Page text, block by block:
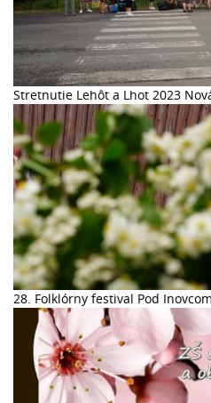
Stretnutie Lehôt a Lhot 2023
28. Folklórny festival Pod